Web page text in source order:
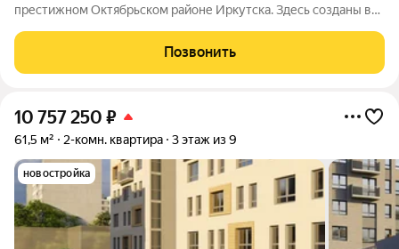
престижном Октябрьском районе Иркутска. Здесь созданы все
инфраструктура, возможности для отдыха и общения.
Позвонить
10 757 250 ₽
61,5 м² 2-комн. квартира 3 этаж из 9
новостройка